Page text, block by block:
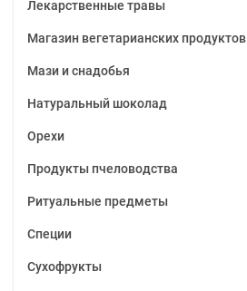
Лекарственные травы
Магазин вегетарианских продуктов
Мази и снадобья
Натуральный шоколад
Орехи
Продукты пчеловодства
Ритуальные предметы
Специи
Сухофрукты